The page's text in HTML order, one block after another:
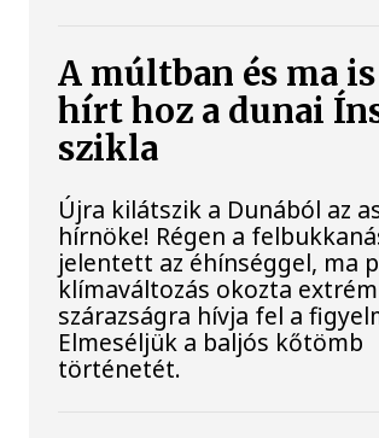
A múltban és ma
hírt hoz a dunai
szikla
Újra kilátszik a Dunából az
hírnöke! Régen a
jelentett az éhínséggel, ma
klímaváltozás okozta extrém
szárazságra hívja fel a
Elmeséljük a baljós kőtömb
történetét.